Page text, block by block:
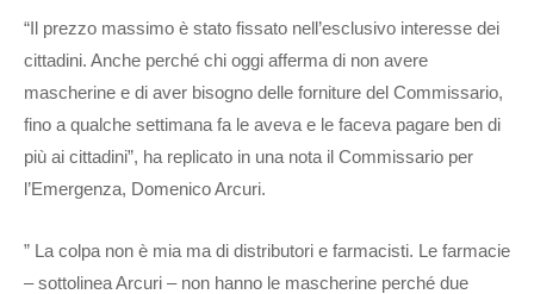
“Il prezzo massimo è stato fissato nell’esclusivo interesse dei
cittadini. Anche perché chi oggi afferma di non avere
mascherine e di aver bisogno delle forniture del Commissario,
fino a qualche settimana fa le aveva e le faceva pagare ben di
più ai cittadini”, ha replicato in una nota il Commissario per
l’Emergenza, Domenico Arcuri.
” La colpa non è mia ma di distributori e farmacisti. Le farmacie
– sottolinea Arcuri – non hanno le mascherine perché due